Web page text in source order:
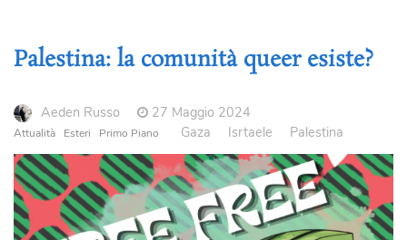
Palestina: la comunità queer esiste?
Aeden Russo 27 Maggio 2024
Attualità Esteri Primo Piano Gaza Isrtaele Palestina